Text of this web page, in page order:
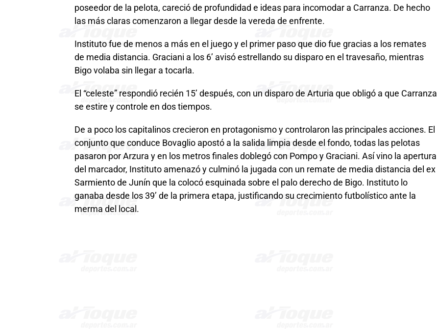
poseedor de la pelota, careció de profundidad e ideas para incomodar a Carranza. De hecho
las más claras comenzaron a llegar desde la vereda de enfrente.
Instituto fue de menos a más en el juego y el primer paso que dio fue gracias a los remates
de media distancia. Graciani a los 6’ avisó estrellando su disparo en el travesaño, mientras
Bigo volaba sin llegar a tocarla.
El “celeste” respondió recién 15’ después, con un disparo de Arturia que obligó a que Carranza
se estire y controle en dos tiempos.
De a poco los capitalinos crecieron en protagonismo y controlaron las principales acciones. El
conjunto que conduce Bovaglio apostó a la salida limpia desde el fondo, todas las pelotas
pasaron por Arzura y en los metros finales doblegó con Pompo y Graciani. Así vino la apertura
del marcador, Instituto amenazó y culminó la jugada con un remate de media distancia del ex
Sarmiento de Junín que la colocó esquinada sobre el palo derecho de Bigo. Instituto lo
ganaba desde los 39’ de la primera etapa, justificando su crecimiento futbolístico ante la
merma del local.